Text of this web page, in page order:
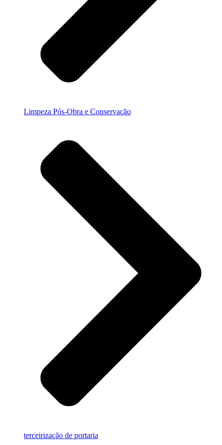
Limpeza Pós-Obra e Conservação
terceirização de portaria